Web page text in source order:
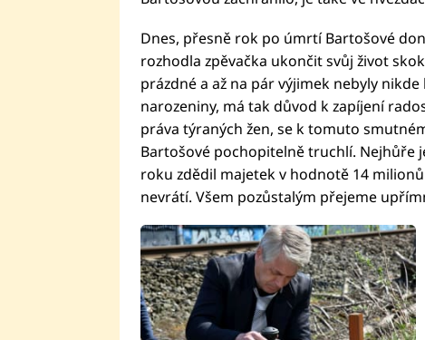
Dnes, přesně rok po úmrtí Bartošové
rozhodla zpěvačka ukončit svůj život
prázdné a až na pár výjimek nebyly
narozeniny, má tak důvod k zapíjení
práva týraných žen, se k tomuto
Bartošové pochopitelně truchlí. Nejhůře
roku zdědil majetek v hodnotě 14
nevrátí. Všem pozůstalým přejeme